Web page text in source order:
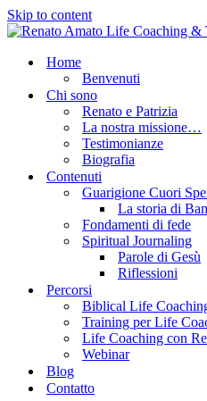
Skip to content
Home
Benvenuti
Chi sono
Renato e Patrizia
La nostra missione…
Testimonianze
Biografia
Contenuti
Guarigione Cuori
La storia di
Fondamenti di fede
Spiritual Journaling
Parole di Gesù
Riflessioni
Percorsi
Biblical Life
Training per Life
Life Coaching con
Webinar
Blog
Contatto